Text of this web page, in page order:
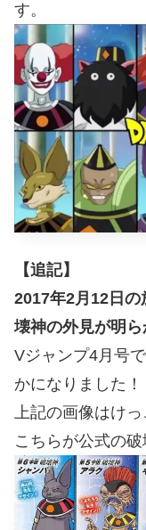
す。
【追記】
2017年2月12日
壊神の外見が明ら
Vジャンプ4月号
かになりました！
上記の画像はけ
こちらが公式の